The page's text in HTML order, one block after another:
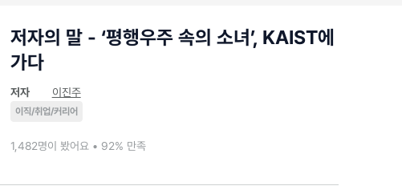
저자의 말 - ‘평행우주 속의 소녀’, KAIST에
가다
저자 이진주
이직/취업/커리어
1,482명이 봤어요 • 92% 만족